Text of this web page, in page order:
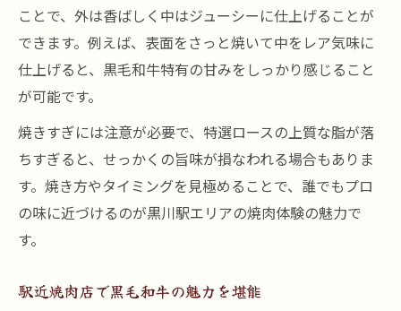
特選ロース焼肉にこだわる理由と選び方
焼肉で楽しむ特選ロースの魅力とは
黒毛和牛特選ロースを選ぶポイント
特選ロース焼肉の美味しい食べ方
焼肉好きが語る黒毛和牛のこだわり
焼肉を楽しむ上質黒毛和牛の特選ロース入門
焼肉初心者も安心の特選ロース入門
焼肉で味わう特選ロースの美味しさ
ことで、外は香ばしく中はジューシーに仕上げることが
できます。例えば、表面をさっと焼いて中をレア気味に
仕上げると、黒毛和牛特有の甘みをしっかり感じること
が可能です。
焼きすぎには注意が必要で、特選ロースの上質な脂が落
ちすぎると、せっかくの旨味が損なわれる場合もありま
す。焼き方やタイミングを見極めることで、誰でもプロ
の味に近づけるのが黒川駅エリアの焼肉体験の魅力で
す。
駅近焼肉店で黒毛和牛の魅力を堪能